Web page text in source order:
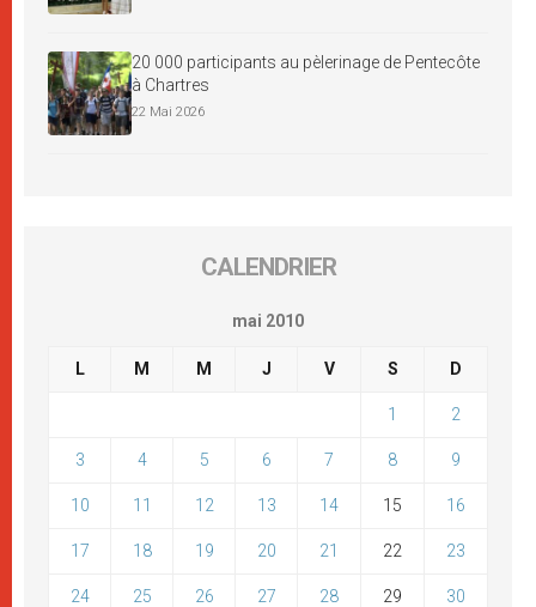
20 000 participants au pèlerinage de Pentecôte
à Chartres
22 Mai 2026
CALENDRIER
mai 2010
L M M J V S D
1 2
3 4 5 6 7 8 9
10 11 12 13 14 15 16
17 18 19 20 21 22 23
24 25 26 27 28 29 30